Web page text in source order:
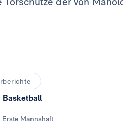
Basketball
Erste Mannshaft